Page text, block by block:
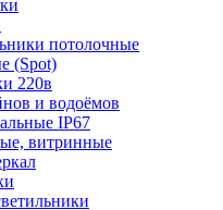
потолочные
(Spot)
220в
и водоёмов
IP67
витринные